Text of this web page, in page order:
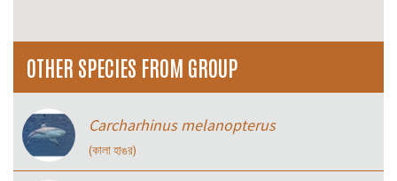
OTHER SPECIES FROM GROUP
Carcharhinus melanopterus
(কালা হাঙর)